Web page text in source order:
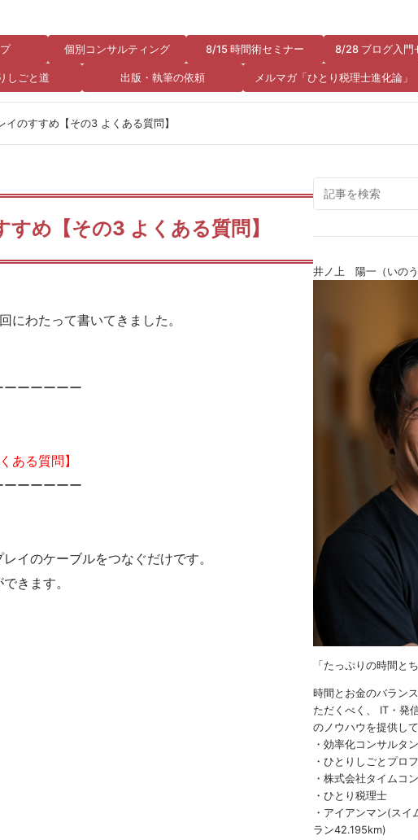
個別コンサルティング 8/15 時間術セミナー 8/28 ブログ入門
しごと道 出版・執筆の依頼 メルマガ「ひとり税理士進化論」
イのすすめ【その3 よくある質問】
め【その3 よくある質問】
にわたって書いてきました。
ーーーーー
る質問】
ーーーーー
イのケーブルをつなぐだけです。
きます。
井ノ上 陽一（いの
「たっぷりの時間と
時間とお金のバラン
ただくべく、 IT・発
のノウハウを提供して
・効率化コンサルタ
・ひとりしごとプロ
・株式会社タイムコ
・ひとり税理士
・アイアンマン(スイ
ラン42.195km)